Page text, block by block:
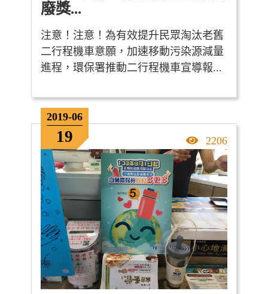
廢獎...
注意！注意！為有效提升民眾淘汰老舊
二行程機車意願，加速移動污染源減量
進程，環保署推動二行程機車宣導報...
2019-06
19 點擊率
2206